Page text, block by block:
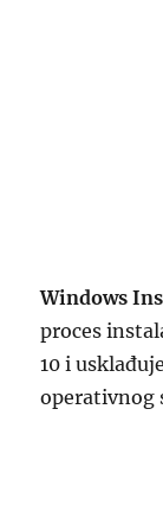
Windows
proces
10 i
operativnog